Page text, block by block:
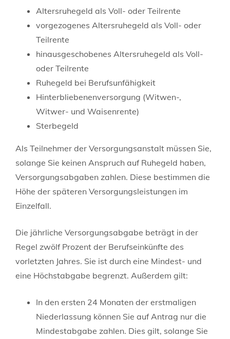
Altersruhegeld als Voll- oder Teilrente
vorgezogenes Altersruhegeld als Voll- oder
Teilrente
hinausgeschobenes Altersruhegeld als Voll-
oder Teilrente
Ruhegeld bei Berufsunfähigkeit
Hinterbliebenenversorgung (Witwen-,
Witwer- und Waisenrente)
Sterbegeld
Als Teilnehmer der Versorgungsanstalt müssen Sie,
solange Sie keinen Anspruch auf Ruhegeld haben,
Versorgungsabgaben zahlen. Diese bestimmen die
Höhe der späteren Versorgungsleistungen im
Einzelfall.
Die jährliche Versorgungsabgabe beträgt in der
Regel zwölf Prozent der Berufseinkünfte des
vorletzten Jahres. Sie ist durch eine Mindest- und
eine Höchstabgabe begrenzt. Außerdem gilt:
In den ersten 24 Monaten der erstmaligen
Niederlassung können Sie auf Antrag nur die
Mindestabgabe zahlen. Dies gilt, solange Sie